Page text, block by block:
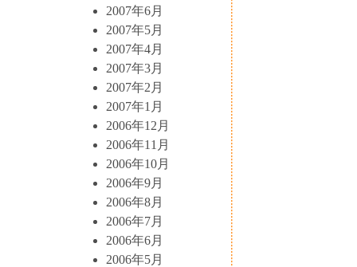
2007年6月
2007年5月
2007年4月
2007年3月
2007年2月
2007年1月
2006年12月
2006年11月
2006年10月
2006年9月
2006年8月
2006年7月
2006年6月
2006年5月